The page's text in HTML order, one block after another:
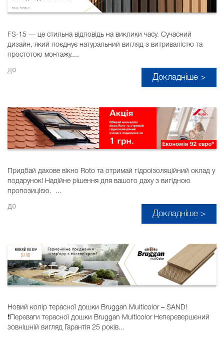
FS-15 — це стильна відповідь на виклики часу. Сучасний
дизайн, який поєднує натуральний вигляд з витривалістю та
простотою монтажу....
до
Докладніше >
Придбай дахове вікно Roto та отримай гідроізоляційний оклад у
подарунок! Надійне рішення для вашого даху з вигідною
пропозицією. ...
до
Докладніше >
Новий колір терасної дошки Bruggan Multicolor – SAND!
❗️Переваги терасної дошки Bruggan Multicolor Неперевершений
зовнішній вигляд Гарантія 25 років...